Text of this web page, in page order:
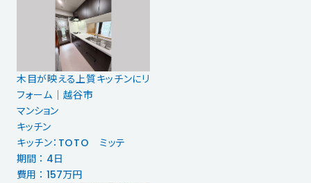
木目が映える上質キッチンにリ
フォーム｜越谷市
マンション
キッチン
キッチン：TOTO ミッテ
期間 ： 4日
費用 ： 157万円